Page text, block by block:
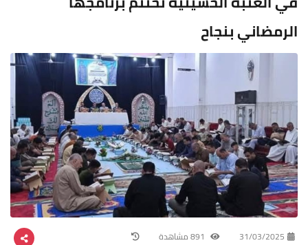
الرمضاني بنجاح
31/03/2025